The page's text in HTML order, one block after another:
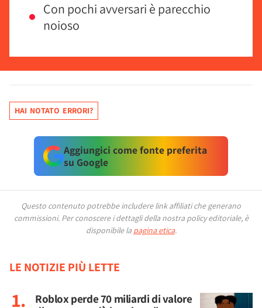
Con pochi avversari è parecchio
noioso
HAI NOTATO ERRORI?
Aggiungici come fonte preferita
su Google
Questo contenuto potrebbe includere link affiliati che generano
commissioni. Per conoscere i dettagli della nostra policy editoriale, è
disponibile la pagina etica.
LE NOTIZIE PIÙ LETTE
Roblox perde 70 miliardi di valore